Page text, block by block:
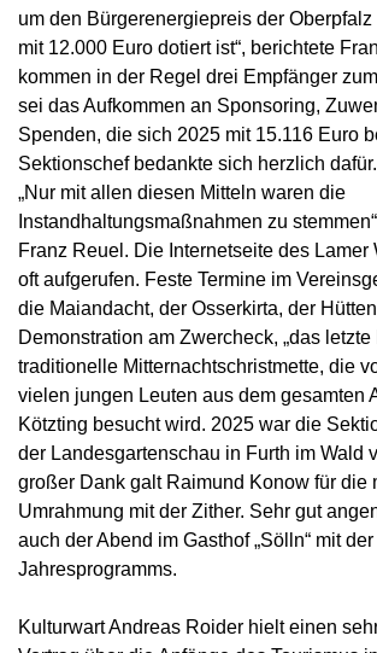
um den Bürgerenergiepreis der
mit 12.000 Euro dotiert ist“, berichtete
kommen in der Regel drei Empfänger
sei das Aufkommen an Sponsoring,
Spenden, die sich 2025 mit 15.116 Euro
Sektionschef bedankte sich herzlich dafür.
„Nur mit allen diesen Mitteln waren die
Instandhaltungsmaßnahmen zu
Franz Reuel. Die Internetseite des Lamer
oft aufgerufen. Feste Termine im
die Maiandacht, der Osserkirta, der
Demonstration am Zwercheck, „das letzte
traditionelle Mitternachtschristmette, die
vielen jungen Leuten aus dem gesamten
Kötzting besucht wird. 2025 war die
der Landesgartenschau in Furth im Wald
großer Dank galt Raimund Konow für die
Umrahmung mit der Zither. Sehr gut
auch der Abend im Gasthof „Sölln“ mit
Jahresprogramms.
Kulturwart Andreas Roider hielt einen